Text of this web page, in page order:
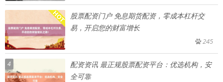
股票配资门户 免息期货配资，零成本杠杆交
易，开启您的财富增长
245
4
配资资讯 最正规股票配资平台：优选机构，安
全可靠